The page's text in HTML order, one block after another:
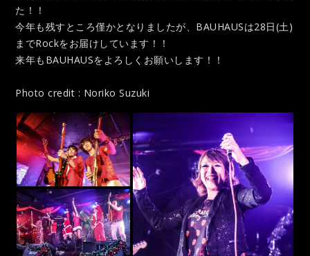
た！！
今年も残すところ僅かとなりましたが、BAUHAUSは28日(土)
までRockをお届けしています！！
来年もBAUHAUSをよろしくお願いします！！
Photo credit : Noriko Suzuki